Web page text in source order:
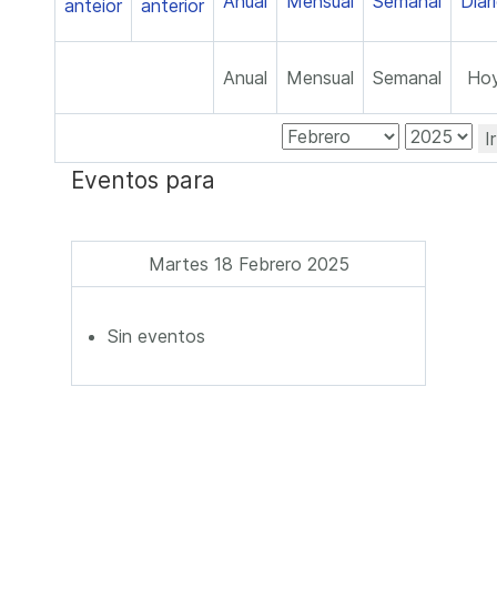
Anual Mensual Semanal
Eventos para
Martes 18 Febrero 2025
Sin eventos